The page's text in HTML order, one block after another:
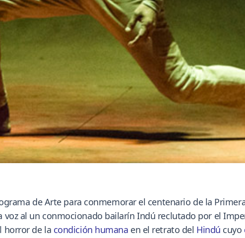
de Arte para conmemorar el centenario de la
voz al un conmocionado bailarín Indú reclutado por el
horror de la condición humana en el retrato del Hindú cuyo